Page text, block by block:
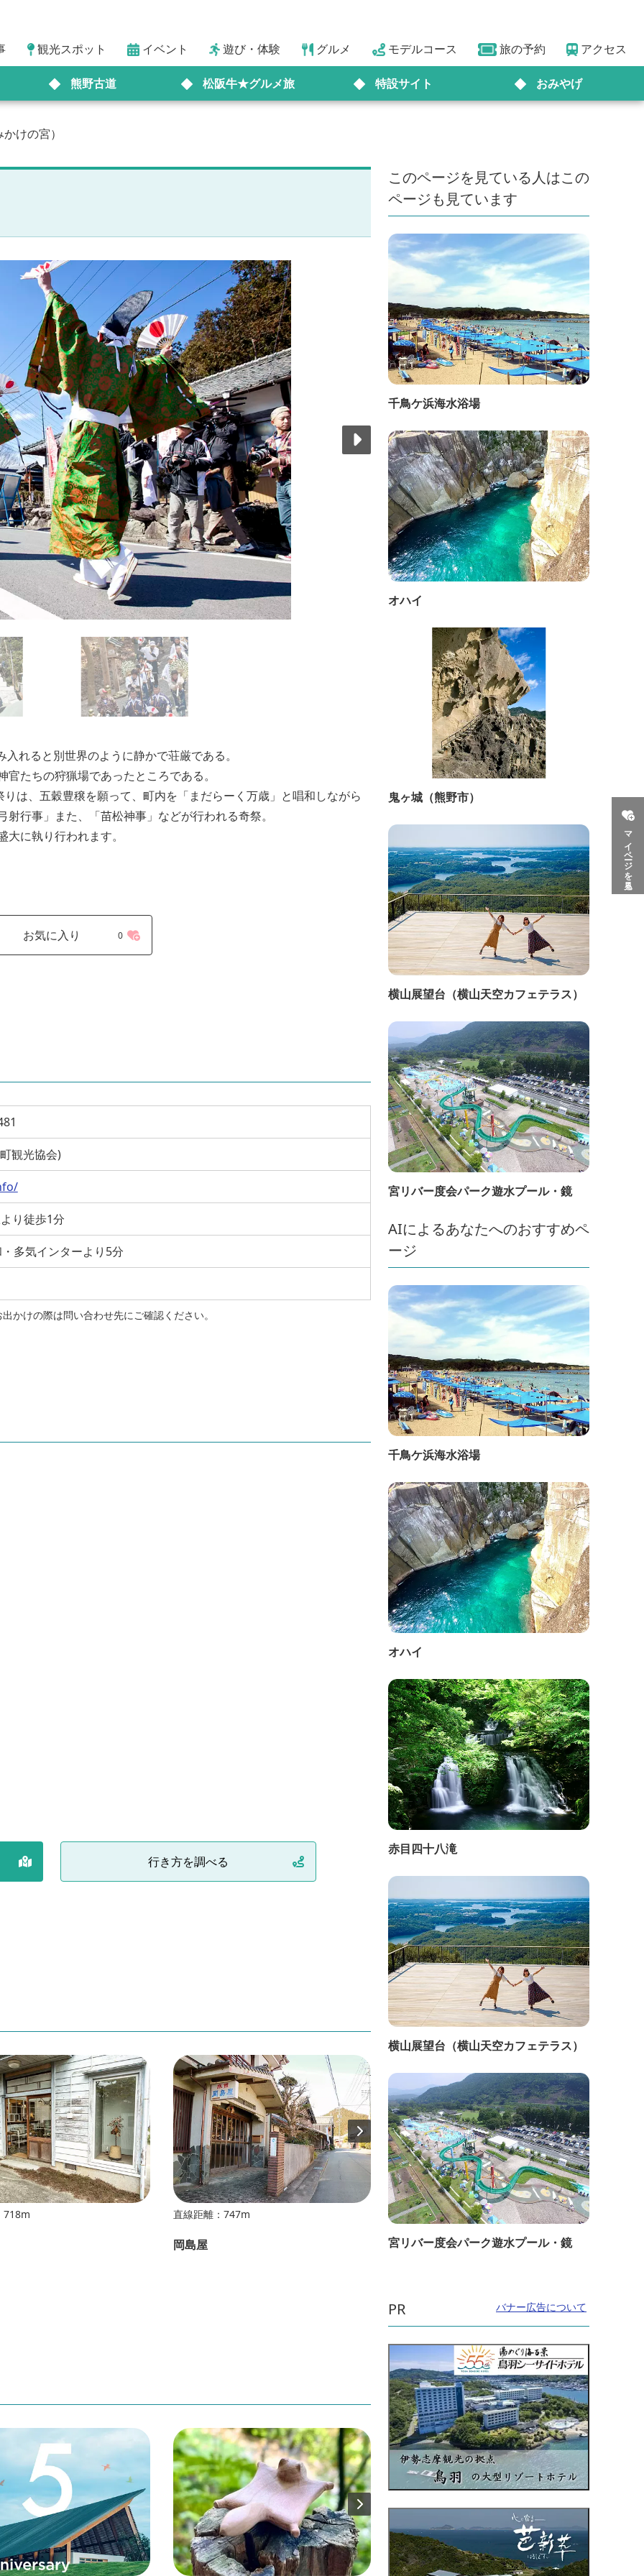
観光スポット イベント 遊び・体験 グルメ モデルコース 旅の予約 アクセス
熊野古道 松阪牛★グルメ旅 特設サイト おみやげ
マイページを見る
けの宮）
れると別世界のように静かで荘厳である。
たちの狩猟場であったところである。
は、五穀豊穣を願って、町内を「まだらーく万歳」と唱和しながら
行事」また、「苗松神事」などが行われる奇祭。
に執り行われます。
お気に入り 0
観光協会)
り徒歩1分
多気インターより5分
かけの際は問い合わせ先にご確認ください。
行き方を調べる
718m 直線距離：747m
岡島屋
直線距離：853m
茶屋一願地蔵桜道
このページを見ている人はこの
ページも見ています
千鳥ケ浜海水浴場
オハイ
鬼ヶ城（熊野市）
横山展望台（横山天空カフェテラス）
宮リバー度会パーク遊水プール・鏡
AIによるあなたへのおすすめペ
ージ
千鳥ケ浜海水浴場
オハイ
赤目四十八滝
横山展望台（横山天空カフェテラス）
宮リバー度会パーク遊水プール・鏡
PR バナー広告について